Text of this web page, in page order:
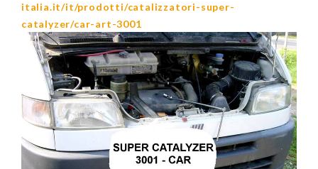
italia.it/it/prodotti/catalizzatori-super-
catalyzer/car-art-3001